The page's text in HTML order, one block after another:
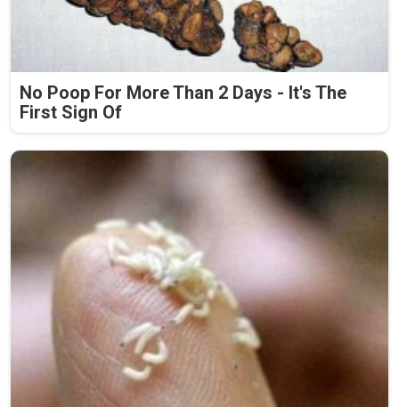
No Poop For More Than 2 Days - It's The
First Sign Of